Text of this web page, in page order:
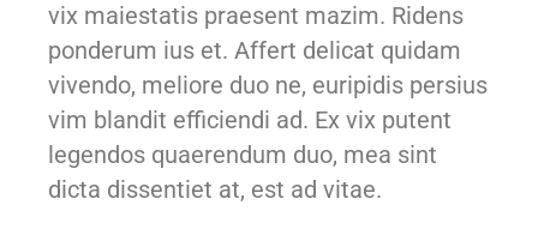
vix maiestatis praesent mazim. Ridens
ponderum ius et. Affert delicat quidam
vivendo, meliore duo ne, euripidis persius
vim blandit efficiendi ad. Ex vix putent
legendos quaerendum duo, mea sint
dicta dissentiet at, est ad vitae.